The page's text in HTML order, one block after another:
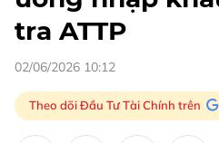
tra ATTP
02/06/2026 10:12
Theo dõi Đầu Tư Tài Chính trên